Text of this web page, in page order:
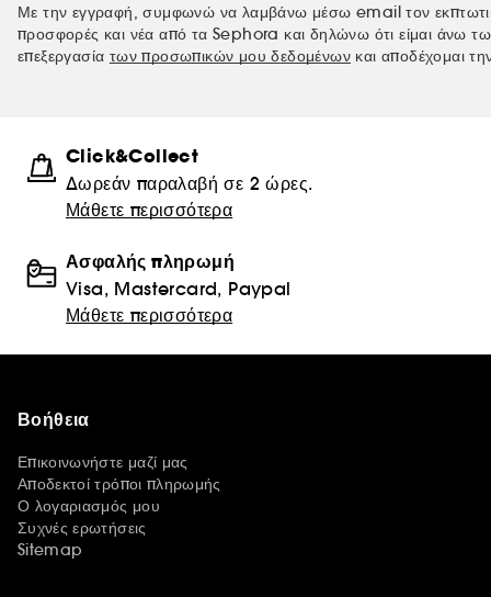
Με την εγγραφή, συμφωνώ να λαμβάνω μέσω email τον
προσφορές και νέα από τα Sephora και δηλώνω ότι είμαι άνω
επεξεργασία των προσωπικών μου δεδομένων και αποδέχομαι
Click&Collect
Δωρεάν παραλαβή σε 2 ώρες.
Μάθετε περισσότερα
Ασφαλής πληρωμή
Visa, Mastercard, Paypal
Μάθετε περισσότερα
Βοήθεια
Επικοινωνήστε μαζί μας
Αποδεκτοί τρόποι πληρωμής
Ο λογαριασμός μου
Συχνές ερωτήσεις
Sitemap